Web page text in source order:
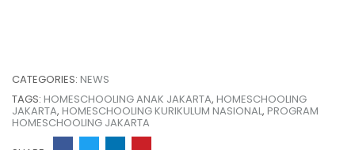
CATEGORIES: NEWS
TAGS: HOMESCHOOLING ANAK JAKARTA, HOMESCHOOLING
JAKARTA, HOMESCHOOLING KURIKULUM NASIONAL, PROGRAM
HOMESCHOOLING JAKARTA